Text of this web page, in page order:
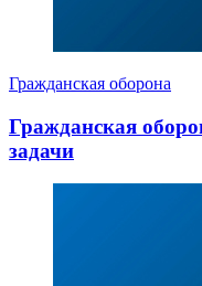
Гражданская оборона
Гражданская
задачи